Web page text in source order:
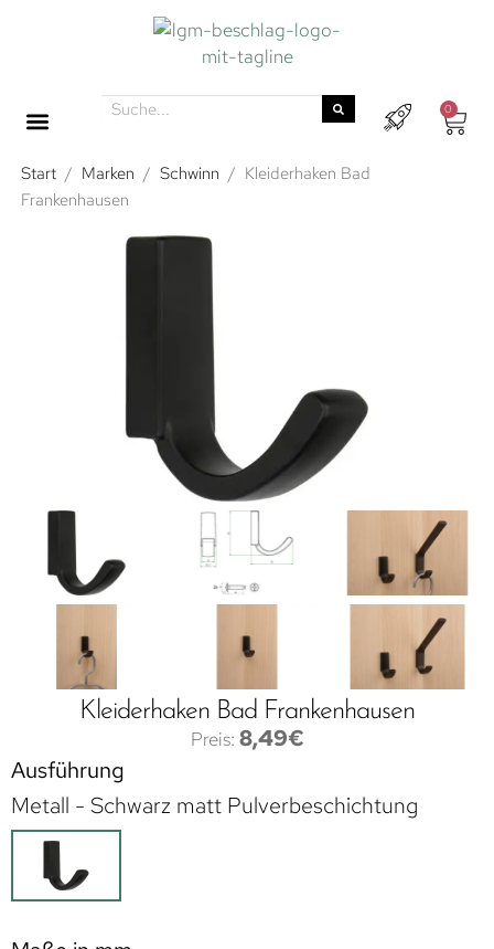
0
Start / Marken / Schwinn / Kleiderhaken Bad
Frankenhausen
Kleiderhaken Bad Frankenhausen
8,49€
Ausführung
Metall - Schwarz matt Pulverbeschichtung